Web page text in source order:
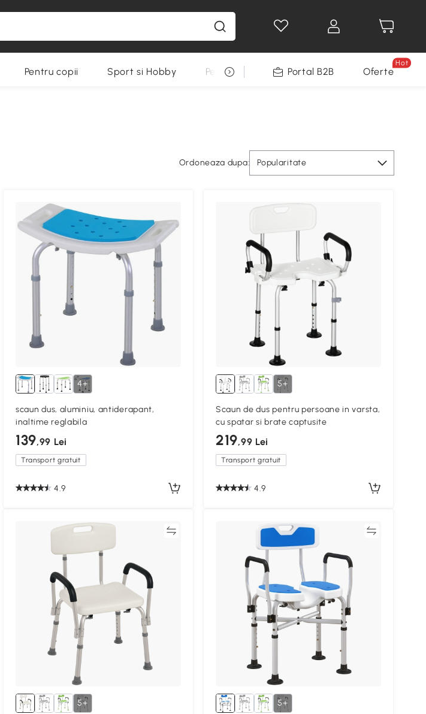
Pentru copii Sport si Hobby Pentru animale Decoratiuni Sarbatori
Portal B2B Oferte
Hot
Ordoneaza dupa: Popularitate
4+
scaun dus, aluminiu, antiderapant,
inaltime reglabila
139,99 Lei
Transport gratuit
4.9
5+
Scaun de dus pentru persoane in varsta,
cu spatar si brate captusite
219,99 Lei
Transport gratuit
4.9
5+ 5+